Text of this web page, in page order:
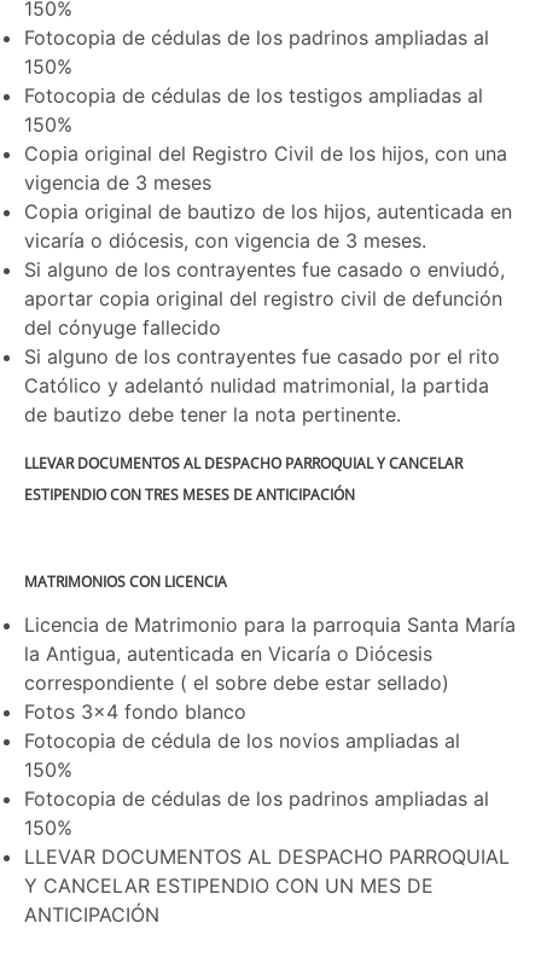
150%
Fotocopia de cédulas de los padrinos ampliadas al
150%
Fotocopia de cédulas de los testigos ampliadas al
150%
Copia original del Registro Civil de los hijos, con una
vigencia de 3 meses
Copia original de bautizo de los hijos, autenticada en
vicaría o diócesis, con vigencia de 3 meses.
Si alguno de los contrayentes fue casado o enviudó,
aportar copia original del registro civil de defunción
del cónyuge fallecido
Si alguno de los contrayentes fue casado por el rito
Católico y adelantó nulidad matrimonial, la partida
de bautizo debe tener la nota pertinente.
LLEVAR DOCUMENTOS AL DESPACHO PARROQUIAL Y CANCELAR
ESTIPENDIO CON TRES MESES DE ANTICIPACIÓN
MATRIMONIOS CON LICENCIA
Licencia de Matrimonio para la parroquia Santa María
la Antigua, autenticada en Vicaría o Diócesis
correspondiente ( el sobre debe estar sellado)
Fotos 3x4 fondo blanco
Fotocopia de cédula de los novios ampliadas al
150%
Fotocopia de cédulas de los padrinos ampliadas al
150%
LLEVAR DOCUMENTOS AL DESPACHO PARROQUIAL
Y CANCELAR ESTIPENDIO CON UN MES DE
ANTICIPACIÓN